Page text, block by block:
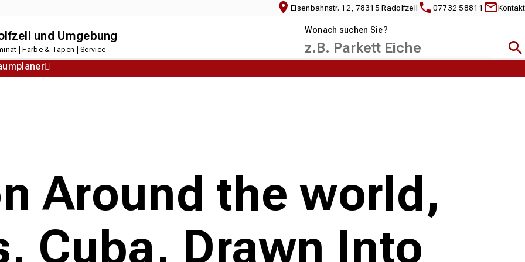
Eisenbahnstr. 12, 78315 Radolfzell 07732 58811 Kontakt
und Umgebung
| Farbe & Tapen | Service
Wonach suchen Sie?
Around the world,
Cuba, Drawn Into